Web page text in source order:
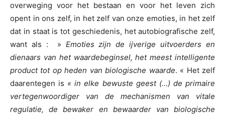
overweging voor het bestaan en voor het leven zich
opent in ons zelf, in het zelf van onze emoties, in het zelf
dat in staat is tot geschiedenis, het autobiografische zelf,
want als : » Emoties zijn de ijverige uitvoerders en
dienaars van het waardebeginsel, het meest intelligente
product tot op heden van biologische waarde. « Het zelf
daarentegen is « in elke bewuste geest (…) de primaire
vertegenwoordiger van de mechanismen van vitale
regulatie, de bewaker en bewaarder van biologische